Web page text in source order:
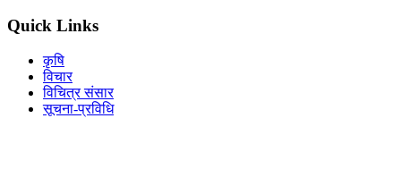
Quick Links
कृषि
विचार
विचित्र संसार
सूचना-प्रविधि